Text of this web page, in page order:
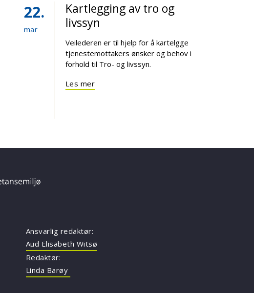
22
mar
Kartlegging av tro og
livssyn
Veilederen er til hjelp for å kartelgge
tjenestemottakers ønsker og behov i
forhold til Tro- og livssyn.
Les mer
Ansvarlig redaktør:
Aud Elisabeth Witsø
Redaktør:
Linda Barøy